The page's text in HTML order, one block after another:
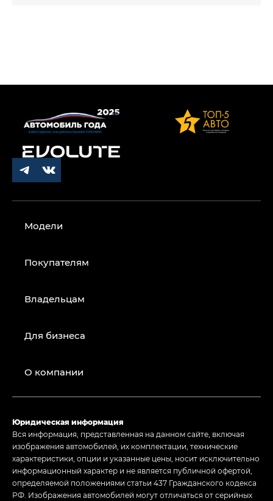
Модели
Покупателям
Владельцам
Для бизнеса
О компании
Юридическая информация
Вся информация, представленная на данном сайте, включая
изображения автомобилей, их комплектации, технические
характеристики, опции и указанные цены, носит исключительно
информационный характер и не является публичной офертой,
определяемой положениями статьи 437 Гражданского кодекса
РФ. Изображения автомобилей могут отличаться от серийных